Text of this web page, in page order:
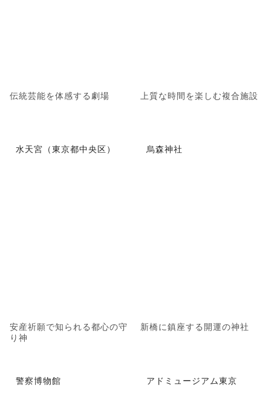
伝統芸能を体感する劇場 上質な時間を楽しむ複合施設
水天宮（東京都中央区）
安産祈願で知られる都心の守
り神
烏森神社
新橋に鎮座する開運の神社
警察博物館 アドミュージアム東京